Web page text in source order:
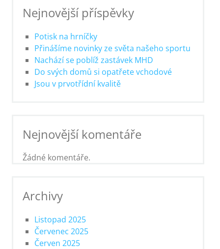
Nejnovější příspěvky
Potisk na hrníčky
Přinášíme novinky ze světa našeho sportu
Nachází se poblíž zastávek MHD
Do svých domů si opatřete vchodové
Jsou v prvotřídní kvalitě
Nejnovější komentáře
Žádné komentáře.
Archivy
Listopad 2025
Červenec 2025
Červen 2025